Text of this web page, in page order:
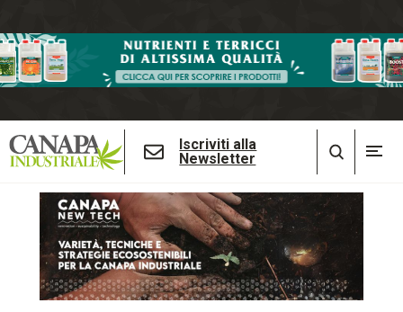
Iscriviti alla
Newsletter